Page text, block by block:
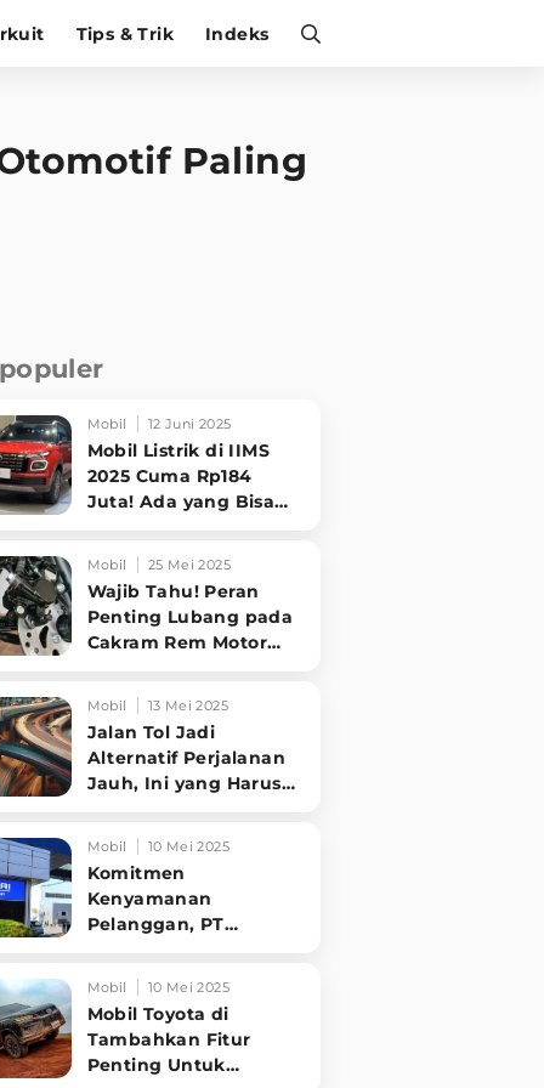
Tips & Trik Indeks
Paling
Mobil 12 Juni 2025
Mobil Listrik di IIMS
2025 Cuma Rp184
Juta! Ada yang Bisa
Tampilannya Gak
Main-ma
Mobil 25 Mei 2025
Wajib Tahu! Peran
Penting Lubang pada
Cakram Rem Motor
Berkendara
Mobil 13 Mei 2025
Jalan Tol Jadi
Alternatif Perjalanan
Jauh, Ini yang Harus
Pengendara
Mobil 10 Mei 2025
Komitmen
Kenyamanan
Pelanggan, PT
Indonesia Perbaharui
Software mobil
Mobil 10 Mei 2025
Mobil Toyota di
Tambahkan Fitur
Penting Untuk